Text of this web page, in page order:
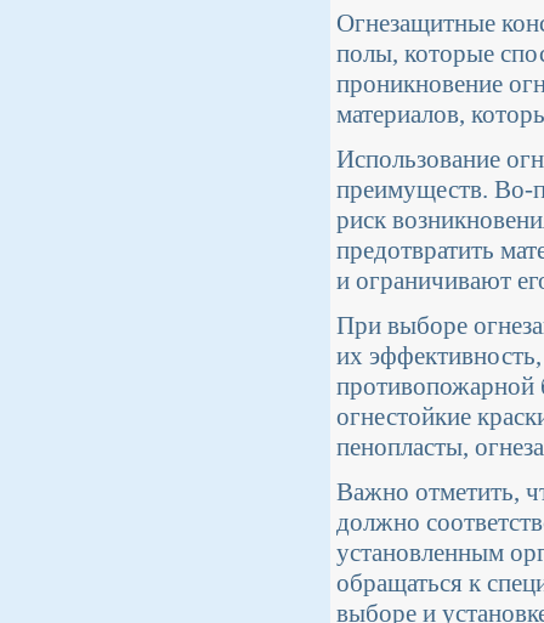
Огнезащитные
полы, которые
проникновение
материалов,
Использование
преимуществ. Во-
риск
предотвратить
и ограничивают
При выборе
их
противопожарной
огнестойкие
пенопласты,
Важно отметить,
должно
установленным
обращаться к
выборе и